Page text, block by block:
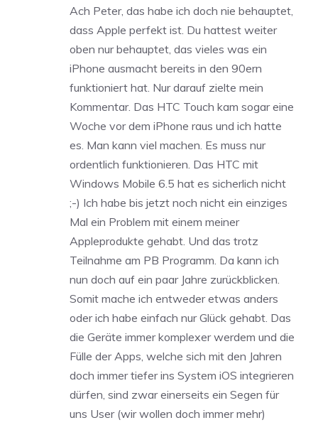
Ach Peter, das habe ich doch nie behauptet,
dass Apple perfekt ist. Du hattest weiter
oben nur behauptet, das vieles was ein
iPhone ausmacht bereits in den 90ern
funktioniert hat. Nur darauf zielte mein
Kommentar. Das HTC Touch kam sogar eine
Woche vor dem iPhone raus und ich hatte
es. Man kann viel machen. Es muss nur
ordentlich funktionieren. Das HTC mit
Windows Mobile 6.5 hat es sicherlich nicht
;-) Ich habe bis jetzt noch nicht ein einziges
Mal ein Problem mit einem meiner
Appleprodukte gehabt. Und das trotz
Teilnahme am PB Programm. Da kann ich
nun doch auf ein paar Jahre zurückblicken.
Somit mache ich entweder etwas anders
oder ich habe einfach nur Glück gehabt. Das
die Geräte immer komplexer werdem und die
Fülle der Apps, welche sich mit den Jahren
doch immer tiefer ins System iOS integrieren
dürfen, sind zwar einerseits ein Segen für
uns User (wir wollen doch immer mehr)